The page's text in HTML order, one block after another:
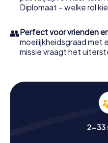
Diplomaat – welke rol
👥Perfect voor vrienden
moeilijkheidsgraad met
missie vraagt het
2-33